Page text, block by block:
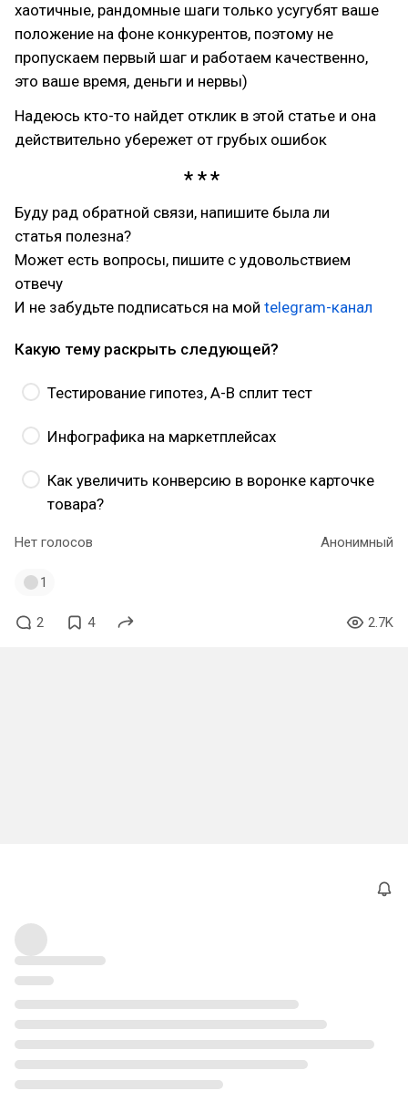
хаотичные, рандомные шаги только усугубят ваше
положение на фоне конкурентов, поэтому не
пропускаем первый шаг и работаем качественно,
это ваше время, деньги и нервы)
Надеюсь кто-то найдет отклик в этой статье и она
действительно убережет от грубых ошибок
Буду рад обратной связи, напишите была ли
статья полезна?
Может есть вопросы, пишите с удовольствием
отвечу
И не забудьте подписаться на мой telegram-канал
Какую тему раскрыть следующей?
Тестирование гипотез, A-B сплит тест
Инфографика на маркетплейсах
Как увеличить конверсию в воронке карточке
товара?
Нет голосов Анонимный
1
2 4 2.7K